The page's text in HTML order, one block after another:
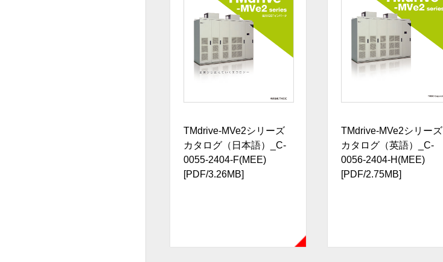
TMdrive-MVe2シリーズ
カタログ（日本語）_C-
0055-2404-F(MEE)
[PDF/3.26MB]
TMdrive-MVe2シリーズ
カタログ（英語）_C-
0056-2404-H(MEE)
[PDF/2.75MB]